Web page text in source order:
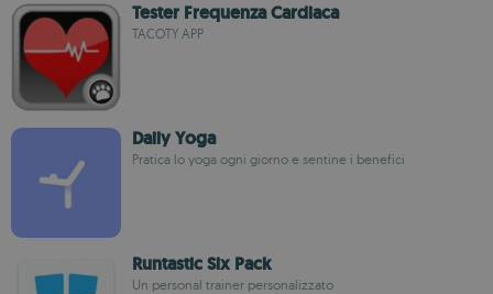
Tester Frequenza Cardiaca
TACOTY APP
Daily Yoga
Pratica lo yoga ogni giorno e sentine i benefici
Runtastic Six Pack
Un personal trainer personalizzato